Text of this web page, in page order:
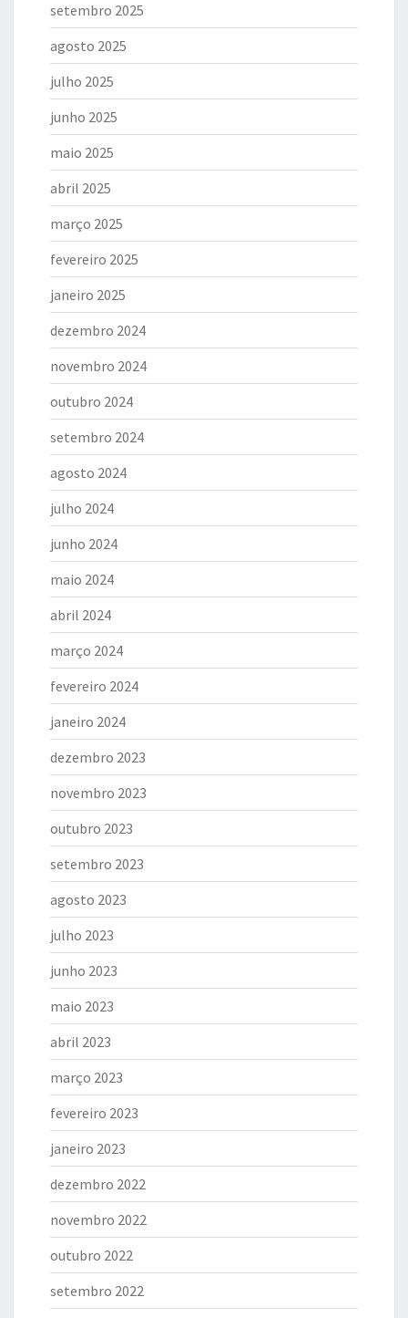
setembro 2025
agosto 2025
julho 2025
junho 2025
maio 2025
abril 2025
março 2025
fevereiro 2025
janeiro 2025
dezembro 2024
novembro 2024
outubro 2024
setembro 2024
agosto 2024
julho 2024
junho 2024
maio 2024
abril 2024
março 2024
fevereiro 2024
janeiro 2024
dezembro 2023
novembro 2023
outubro 2023
setembro 2023
agosto 2023
julho 2023
junho 2023
maio 2023
abril 2023
março 2023
fevereiro 2023
janeiro 2023
dezembro 2022
novembro 2022
outubro 2022
setembro 2022